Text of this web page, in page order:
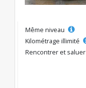
Même niveau
Kilométrage illimité
Rencontrer et saluer